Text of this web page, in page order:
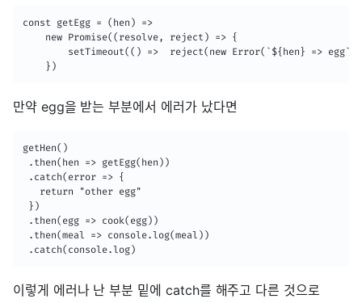
const getEgg = (hen) =>
    new Promise((resolve, reject) => {
setTimeout(() =>  reject(new Error(`${hen} =>
    })
만약 egg을 받는 부분에서 에러가 났다면
getHen()
.then(hen => getEgg(hen))
.catch(error => {
   return "other egg"
})
.then(egg => cook(egg))
.then(meal => console.log(meal))
.catch(console.log)
이렇게 에러나 난 부분 밑에 catch를 해주고 다른 것으로